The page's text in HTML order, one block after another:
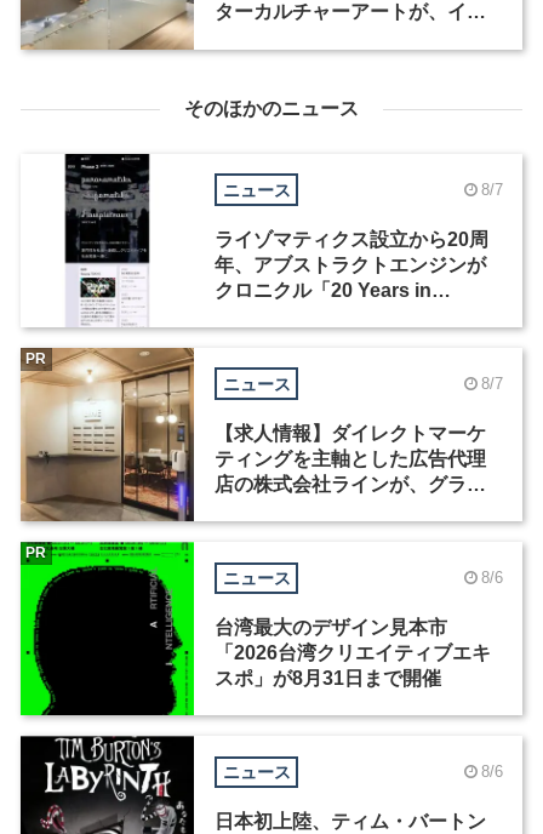
ターカルチャーアートが、イン
そのほかのニュース
ニュース 8/7
ライゾマティクス設立から20周
年、アブストラクトエンジンが
クロニクル「20 Years in
ニュース 8/7
【求人情報】ダイレクトマーケ
ティングを主軸とした広告代理
店の株式会社ラインが、グラフ
PR
ニュース 8/6
台湾最大のデザイン見本市
「2026台湾クリエイティブエキ
スポ」が8月31日まで開催
PR
ニュース 8/6
日本初上陸、ティム・バートン